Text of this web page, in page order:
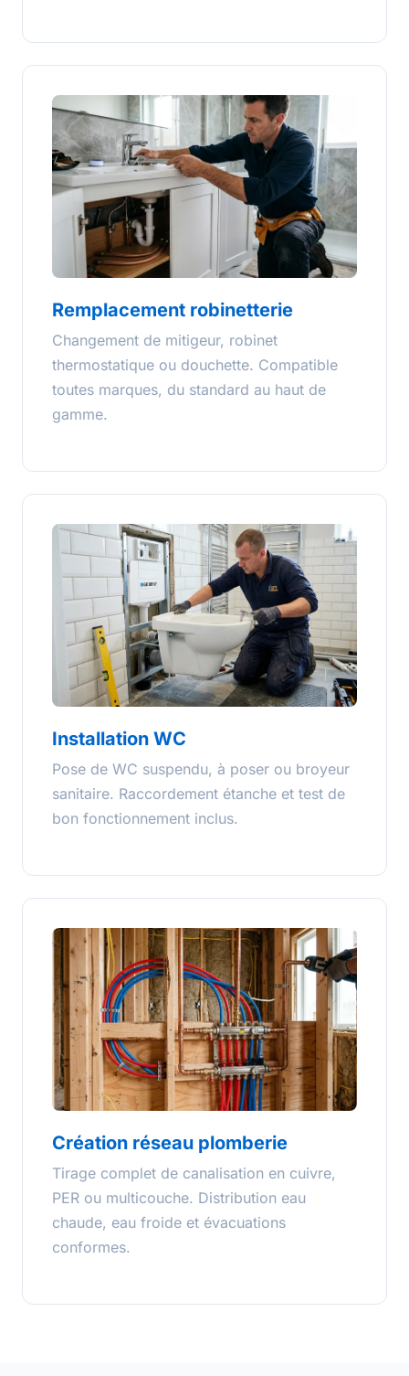
Remplacement robinetterie
Changement de mitigeur, robinet
thermostatique ou douchette. Compatible
toutes marques, du standard au haut de
gamme.
Installation WC
Pose de WC suspendu, à poser ou broyeur
sanitaire. Raccordement étanche et test de
bon fonctionnement inclus.
Création réseau plomberie
Tirage complet de canalisation en cuivre,
PER ou multicouche. Distribution eau
chaude, eau froide et évacuations
conformes.